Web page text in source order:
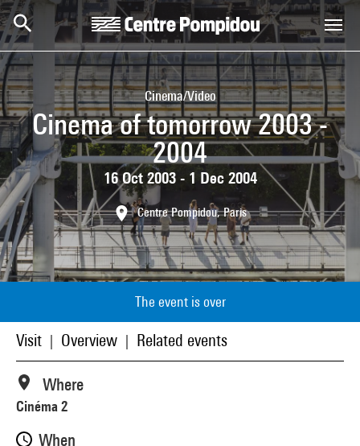
Skip to main content
Centre Pompidou
Cinema/Video
Cinema of tomorrow 2003 -
2004
16 Oct 2003 - 1 Dec 2004
Centre Pompidou, Paris
The event is over
Visit Overview Related events
Where
Cinéma 2
When